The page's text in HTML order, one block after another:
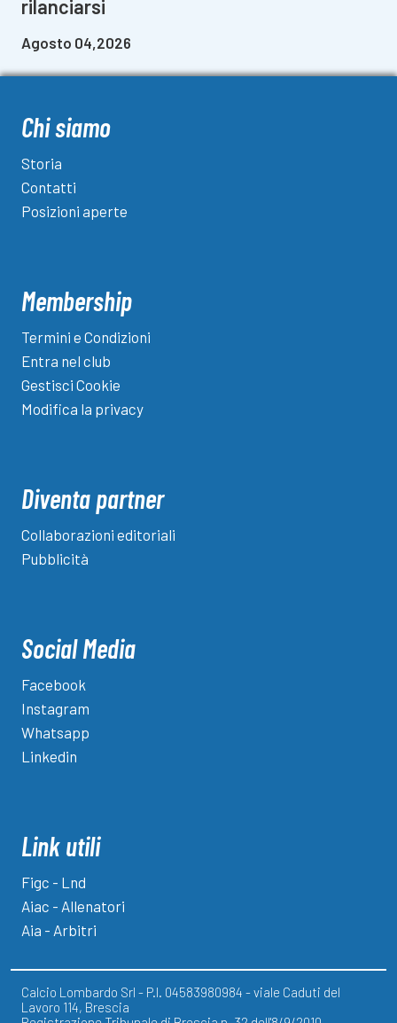
rilanciarsi
Agosto 04,2026
Chi siamo
Storia
Contatti
Posizioni aperte
Membership
Termini e Condizioni
Entra nel club
Gestisci Cookie
Modifica la privacy
Diventa partner
Collaborazioni editoriali
Pubblicità
Social Media
Facebook
Instagram
Whatsapp
Linkedin
Link utili
Figc - Lnd
Aiac - Allenatori
Aia - Arbitri
Calcio Lombardo Srl - P.I. 04583980984 - viale Caduti del
Lavoro 114, Brescia